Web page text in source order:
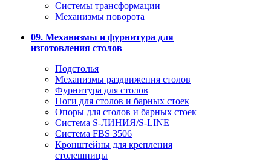
Системы трансформации
Механизмы поворота
09. Механизмы и фурнитура для
изготовления столов
Подстолья
Механизмы раздвижения столов
Фурнитура для столов
Ноги для столов и барных стоек
Опоры для столов и барных стоек
Система S-ЛИНИЯ/S-LINE
Система FBS 3506
Кронштейны для крепления
столешницы